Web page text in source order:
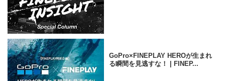
GoPro×FINEPLAY HEROが生まれ
る瞬間を見逃すな！ | FINEP...